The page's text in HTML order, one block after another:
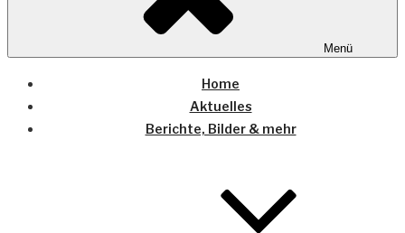
Menü
Home
Aktuelles
Berichte, Bilder & mehr